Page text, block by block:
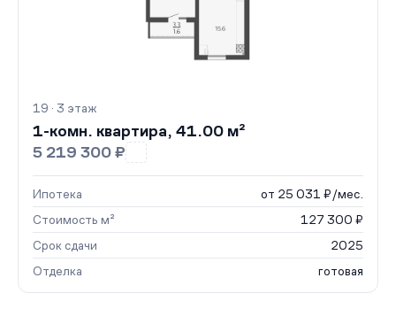
19 · 3 этаж
1-комн. квартира, 41.00 м²
5 219 300 ₽
Ипотека
от 25 031 ₽/мес.
Стоимость м²
127 300 ₽
Срок сдачи
2025
Отделка
готовая